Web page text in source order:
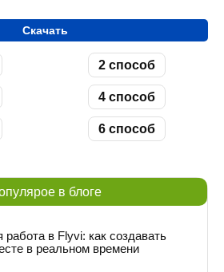
Скачать
2 способ
4 способ
6 способ
в блоге
работа в Flyvi: как создавать
в реальном времени